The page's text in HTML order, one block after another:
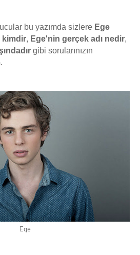
bu yazımda sizlere Ege
kimdir, Ege'nin gerçek adı nedir,
gibi sorularınızın
Ege